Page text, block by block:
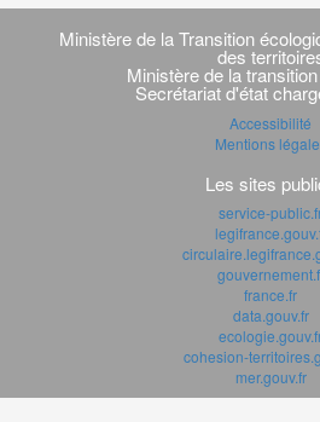
Navigation
transverse
Ministère de la Transition
des
Ministère de la
Secrétariat d'état
Accessibilité
Mentions
Les sites
service-
france.fr
data.gouv.fr
cohesion-
mer.gouv.fr